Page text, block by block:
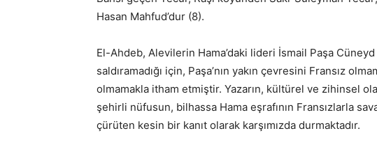
Hasan Mahfud’dur (8).
El-Ahdeb, Alevilerin Hama’daki lideri İsmail Paşa
saldıramadığı için, Paşa’nın yakın çevresini Fransız
olmamakla itham etmiştir. Yazarın, kültürel ve zihinsel
şehirli nüfusun, bilhassa Hama eşrafının Fransızlarla
çürüten kesin bir kanıt olarak karşımızda durmaktadır.